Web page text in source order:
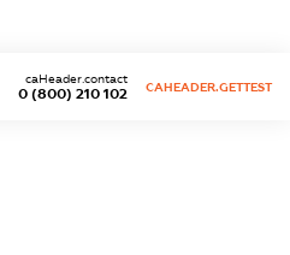
0 (800) 210 102
caHeader.contact
CAHEADER.GETTEST